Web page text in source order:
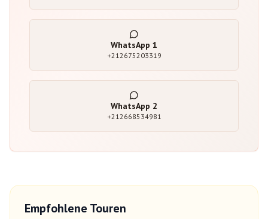
WhatsApp 1
+212675203319
WhatsApp 2
+212668534981
Empfohlene Touren